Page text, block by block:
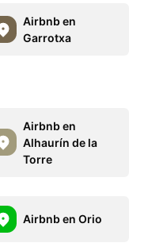
Airbnb en
Garrotxa
Airbnb en
Alhaurín de la
Torre
Airbnb en Orio